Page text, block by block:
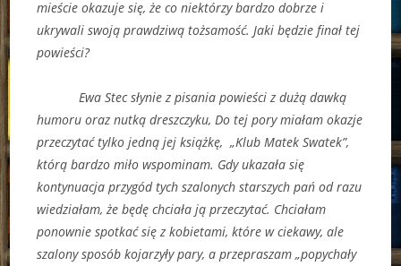
mieście okazuje się, że co niektórzy bardzo dobrze i
ukrywali swoją prawdziwą tożsamość. Jaki będzie finał tej
powieści?
Ewa Stec słynie z pisania powieści z dużą dawką
humoru oraz nutką dreszczyku, Do tej pory miałam okazje
przeczytać tylko jedną jej książkę, „Klub Matek Swatek”,
którą bardzo miło wspominam. Gdy ukazała się
kontynuacja przygód tych szalonych starszych pań od razu
wiedziałam, że będę chciała ją przeczytać. Chciałam
ponownie spotkać się z kobietami, które w ciekawy, ale
szalony sposób kojarzyły pary, a przepraszam „popychały